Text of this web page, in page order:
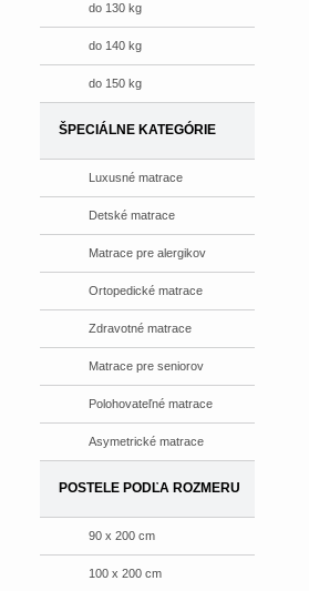
do 130 kg
do 140 kg
do 150 kg
ŠPECIÁLNE KATEGÓRIE
Luxusné matrace
Detské matrace
Matrace pre alergikov
Ortopedické matrace
Zdravotné matrace
Matrace pre seniorov
Polohovateľné matrace
Asymetrické matrace
POSTELE PODĽA ROZMERU
90 x 200 cm
100 x 200 cm